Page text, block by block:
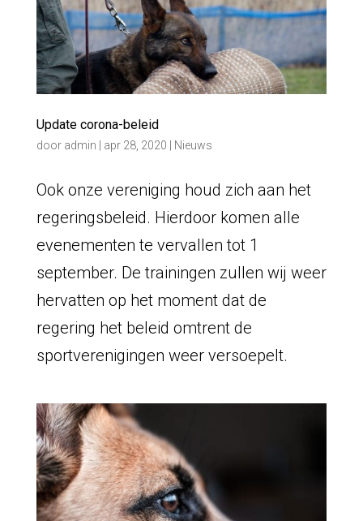
Update corona-beleid
door admin apr 28, 2020 Nieuws
Ook onze vereniging houd zich aan het
regeringsbeleid. Hierdoor komen alle
evenementen te vervallen tot 1
september. De trainingen zullen wij weer
hervatten op het moment dat de
regering het beleid omtrent de
sportverenigingen weer versoepelt.